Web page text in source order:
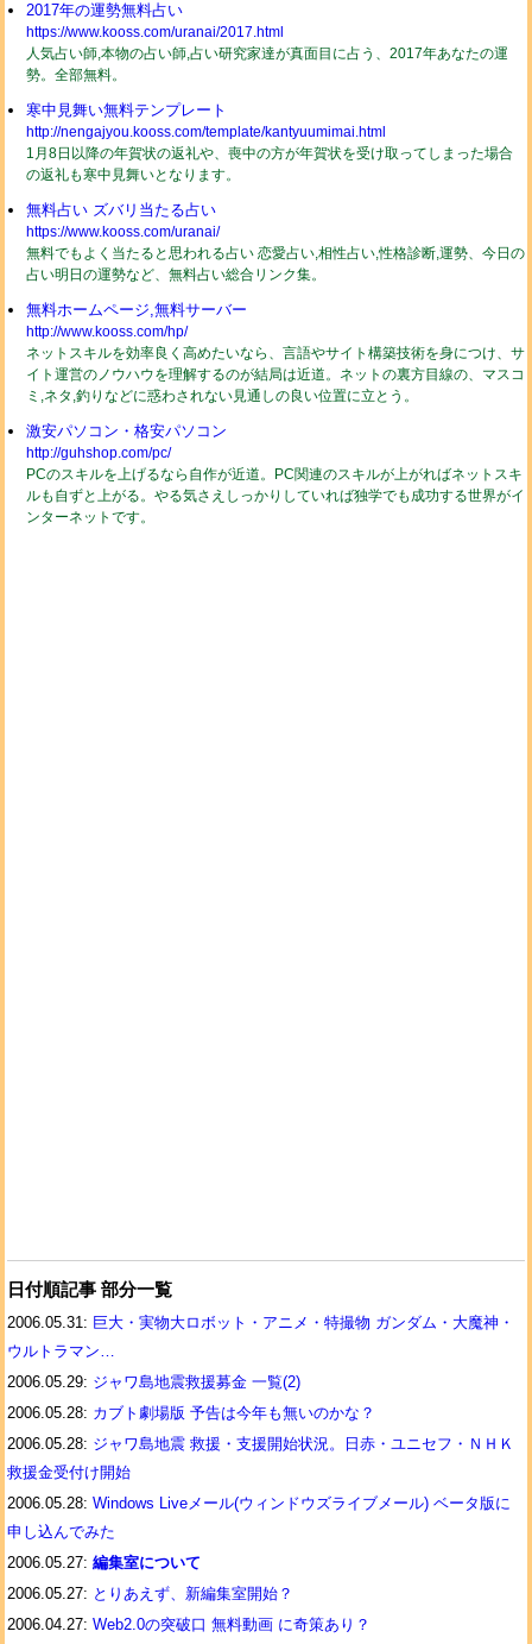
2017年の運勢無料占い
https://www.kooss.com/uranai/2017.html
人気占い師,本物の占い師,占い研究家達が真面目に占う、2017年あなたの運
勢。全部無料。
寒中見舞い無料テンプレート
http://nengajyou.kooss.com/template/kantyuumimai.html
1月8日以降の年賀状の返礼や、喪中の方が年賀状を受け取ってしまった場合
の返礼も寒中見舞いとなります。
無料占い ズバリ当たる占い
https://www.kooss.com/uranai/
無料でもよく当たると思われる占い 恋愛占い,相性占い,性格診断,運勢、今日の
占い明日の運勢など、無料占い総合リンク集。
無料ホームページ,無料サーバー
http://www.kooss.com/hp/
ネットスキルを効率良く高めたいなら、言語やサイト構築技術を身につけ、サ
イト運営のノウハウを理解するのが結局は近道。ネットの裏方目線の、マスコ
ミ,ネタ,釣りなどに惑わされない見通しの良い位置に立とう。
激安パソコン・格安パソコン
http://guhshop.com/pc/
PCのスキルを上げるなら自作が近道。PC関連のスキルが上がればネットスキ
ルも自ずと上がる。やる気さえしっかりしていれば独学でも成功する世界がイ
ンターネットです。
日付順記事 部分一覧
2006.05.31: 巨大・実物大ロボット・アニメ・特撮物 ガンダム・大魔神・
ウルトラマン…
2006.05.29: ジャワ島地震救援募金 一覧(2)
2006.05.28: カブト劇場版 予告は今年も無いのかな？
2006.05.28: ジャワ島地震 救援・支援開始状況。日赤・ユニセフ・ＮＨＫ
救援金受付け開始
2006.05.28: Windows Liveメール(ウィンドウズライブメール) ベータ版に
申し込んでみた
2006.05.27: 編集室について
2006.05.27: とりあえず、新編集室開始？
2006.04.27: Web2.0の突破口 無料動画 に奇策あり？